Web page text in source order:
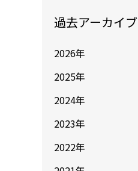
過去アーカイブ
2026年
2025年
2024年
2023年
2022年